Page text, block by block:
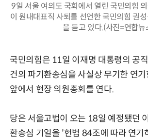
9일 서울 여의도 국회에서 열린 국민의힘
이 원내대표직 사퇴를 선언한 국민의힘 권
을 듣고 있다.(사진=연합뉴
국민의힘은 11일 이재명 대통령의 공
건의 파기환송심을 사실상 무기한 연
앞에서 현장 의원총회를 연다.
당은 서울고법이 오는 18일 예정됐던
환송심 기일을 '헌법 84조에 따라 연기